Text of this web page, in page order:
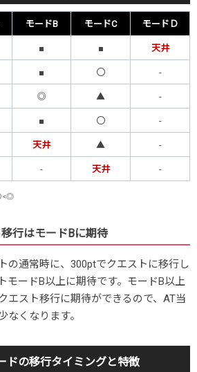
モードB モードC モードＤ
■ ■ 天井
■ 〇 -
◎ ▲ -
■ 〇 -
天井 ▲ -
- 天井 -
<◎
行はモードBに期待
の通常時に、300ptでクエストに移行し
モードB以上に期待です。モードB以上
エスト移行に期待ができるので、AT当
なくなります。
ドの移行タイミングと特徴